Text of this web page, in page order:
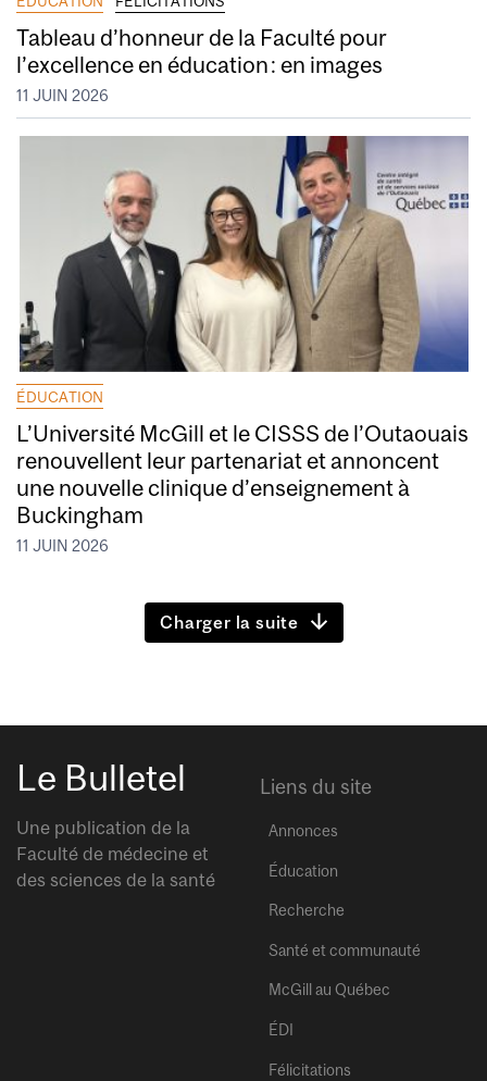
Tableau d’honneur de la Faculté pour
l’excellence en éducation : en images
11 JUIN 2026
ÉDUCATION
L’Université McGill et le CISSS de l’Outaouais
renouvellent leur partenariat et annoncent
une nouvelle clinique d’enseignement à
Buckingham
11 JUIN 2026
Charger la suite
Le Bulletel
Une publication de la
Faculté de médecine et
des sciences de la santé
Liens du site
Annonces
Éducation
Recherche
Santé et communauté
McGill au Québec
ÉDI
Félicitations